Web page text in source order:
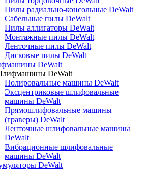
Пилы радиально-консольные DeWalt
Сабельные пилы DeWalt
Пилы аллигаторы DeWalt
Монтажные пилы DeWalt
Ленточные пилы DeWalt
Дисковые пилы DeWalt
DeWalt
DeWalt
Полировальные машины DeWalt
Эксцентриковые шлифовальные
машины DeWalt
Прямошлифовальные машины
(граверы) DeWalt
Ленточные шлифовальные машины
DeWalt
Вибрационные шлифовальные
машины DeWalt
DeWalt